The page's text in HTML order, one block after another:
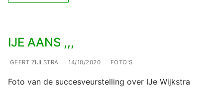
IJE AANS ,,,
GEERT ZIJLSTRA 14/10/2020 FOTO'S
Foto van de succesveurstelling over IJe Wijkstra